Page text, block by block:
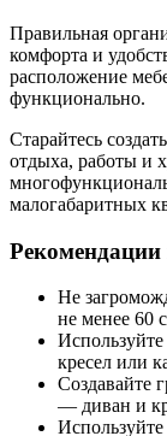
Правильная
комфорта и
расположение
функционально.
Старайтесь
отдыха, работы и
малогабаритных
Рекомендации
Не
не менее 60
кресел или
Создавайте
— диван и